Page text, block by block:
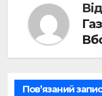
Від
Пов’язаний